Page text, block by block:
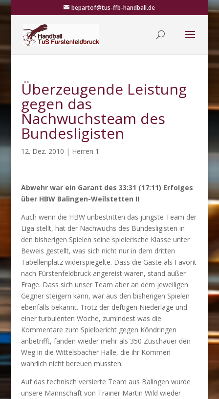
bepartof@tus-ffb-handball.de
Überzeugende Leistung
gegen das
Nachwuchsteam des
Bundesligisten
12. Dez. 2010 | Herren 1
Abwehr war ein Garant des 33:31 (17:11) Erfolges
über HBW Balingen-Weilstetten II
Auch wenn die HBW unbestritten das jüngste Team der
Liga stellt, hat der Nachwuchs des Bundesligisten in
den bisherigen Spielen seine spielerische Klasse unter
Beweis gestellt, was sich nicht nur in dem dritten
Tabellenplatz widerspiegelte. Dass die Gäste als Favorit
nach Fürstenfeldbruck angereist waren, stand außer
Frage. Dass sich unser Team aber an dem jeweiligen
Gegner steigern kann, war aus den bisherigen Spielen
ebenfalls bekannt. Trotz der deftigen Niederlage und
einer turbulenten Woche, zumindest was die
Kommentare zum Spielbericht gegen Köndringen
anbetrifft, fanden wieder mehr als 350 Zuschauer den
Weg in die Wittelsbacher Halle, die ihr Kommen
wahrlich nicht bereuen mussten.
Auf das technisch versierte Team aus Balingen wurde
unsere Mannschaft von Trainer Martin Wild wieder